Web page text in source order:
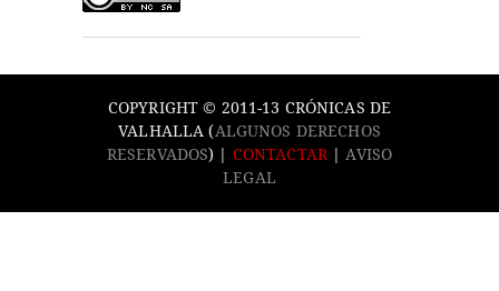
COPYRIGHT © 2011-13 CRÓNICAS DE
VALHALLA (ALGUNOS DERECHOS
RESERVADOS) | CONTACTAR
AVISO
LEGAL